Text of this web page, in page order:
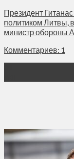
Президент
политиком Литвы,
министр обороны
Комментариев: 1